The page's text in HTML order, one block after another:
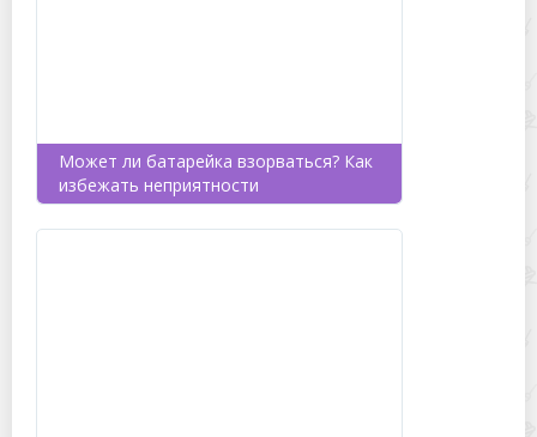
Может ли батарейка взорваться? Как
избежать неприятности